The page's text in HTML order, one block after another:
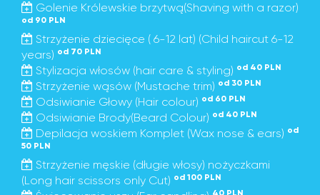
Golenie Królewskie brzytwą(Shaving with a razor)
od 90 PLN
Strzyżenie dziecięce ( 6-12 lat) (Child haircut 6-12
years) od 70 PLN
Stylizacja włosów (hair care & styling) od 40 PLN
Strzyżenie wąsów (Mustache trim) od 30 PLN
Odsiwianie Głowy (Hair colour) od 60 PLN
Odsiwianie Brody(Beard Colour) od 40 PLN
Depilacja woskiem Komplet (Wax nose & ears) od
50 PLN
Strzyżenie męskie (długie włosy) nożyczkami
(Long hair scissors only Cut) od 100 PLN
40 PLN